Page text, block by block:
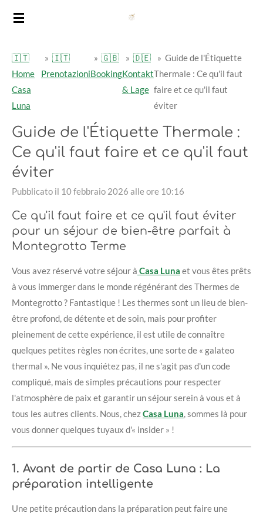
Vai
principale
🇮🇹
Home
Casa
Luna
» 🇮🇹
Prenotazioni
» 🇬🇧
Booking
» 🇩🇪
Kontakt
& Lage
» Guide de l'Étiquette
Thermale : Ce qu'il faut
faire et ce qu'il faut
éviter
Guide de l'Étiquette Thermale :
Ce qu'il faut faire et ce qu'il faut
éviter
Pubblicato il 10 febbraio 2026 alle ore 10:16
Ce qu'il faut faire et ce qu'il faut éviter
pour un séjour de bien-être parfait à
Montegrotto Terme
Vous avez réservé votre séjour à Casa Luna et vous êtes prêts
à vous immerger dans le monde régénérant des Thermes de
Montegrotto ? Fantastique ! Les thermes sont un lieu de bien-
être profond, de détente et de soin, mais pour profiter
pleinement de cette expérience, il est utile de connaître
quelques petites règles non écrites, une sorte de « galateo
thermal ». Ne vous inquiétez pas, il ne s'agit pas d'un code
compliqué, mais de simples précautions pour respecter
l'atmosphère de paix et garantir un séjour serein à vous et à
tous les autres clients. Nous, chezCasa Luna, sommes là pour
vous donner quelques tuyaux d'« insider » !
1. Avant de partir de Casa Luna : La
préparation intelligente
Une petite précaution dans la préparation peut faire une